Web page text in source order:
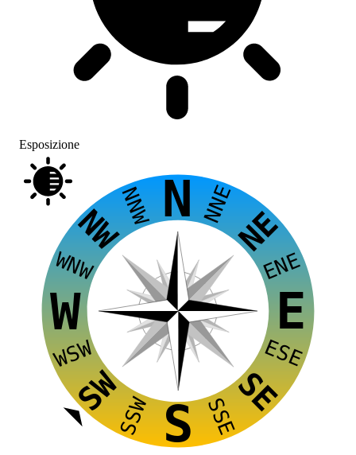
Esposizione
E
W
S
N
NW NE
SE
SW
NNE
ENE
ESE
SSE
SSW
WSW
WNW
NNW